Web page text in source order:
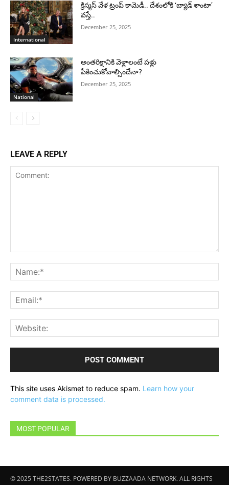
International
క్రిస్మస్ వేళ ట్రంప్ కామెడీ.. దేశంలోకి ‘బ్యాడ్ శాంటా’
వస్తే..
December 25, 2025
National
అంతరిక్షానికి వెళ్లాలంటే పళ్లు
పీకించుకోవాల్సిందేనా?
December 25, 2025
LEAVE A REPLY
This site uses Akismet to reduce spam. Learn how your
comment data is processed.
MOST POPULAR
© 2025 THE2STATES. POWERED BY BUZZAADA NETWORK. ALL RIGHTS